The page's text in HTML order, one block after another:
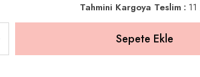
Tahmini Kargoya Teslim :